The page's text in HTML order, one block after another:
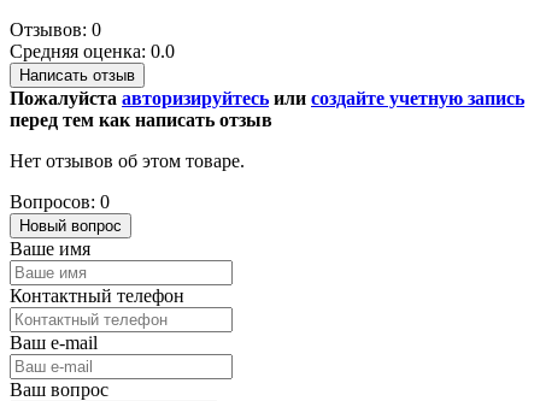
Отзывов: 0
Средняя оценка: 0.0
Написать отзыв
Пожалуйста авторизируйтесь или создайте учетную запись
перед тем как написать отзыв
Нет отзывов об этом товаре.
Вопросов: 0
Новый вопрос
Ваше имя
Контактный телефон
Ваш e-mail
Ваш вопрос